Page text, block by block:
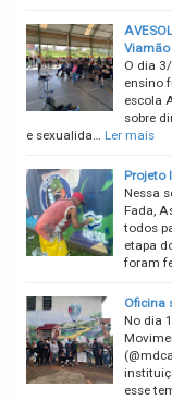
Viamão
O dia
ensino
escola
sobre
e sexualida… Ler mais
Projeto
Nessa
Fada,
todos
etapa
foram
Oficina
No dia
esse